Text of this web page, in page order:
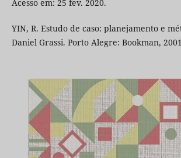
Acesso em: 25 fev. 2020.
YIN, R. Estudo de caso: planejamento e
Daniel Grassi. Porto Alegre: Bookman,